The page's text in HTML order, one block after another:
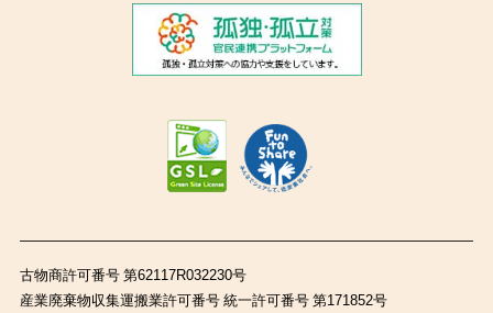
古物商許可番号 第62117R032230号
産業廃棄物収集運搬業許可番号 統一許可番号 第171852号